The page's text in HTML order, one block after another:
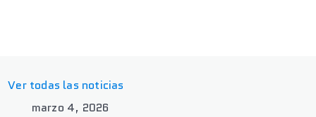
Ver todas las noticias
marzo 4, 2026